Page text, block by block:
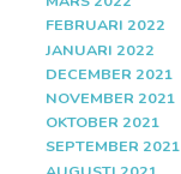
FEBRUARI 2022
JANUARI 2022
DECEMBER 2021
NOVEMBER 2021
OKTOBER 2021
SEPTEMBER 2021